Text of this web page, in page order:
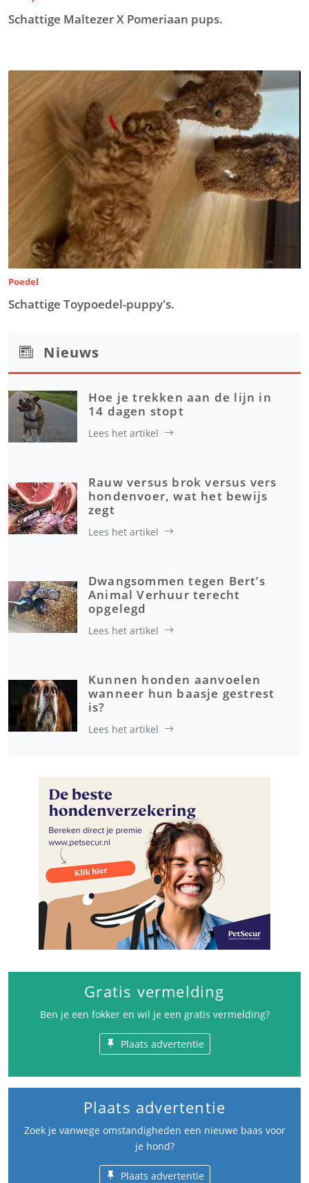
Schattige Maltezer X Pomeriaan pups.
Poedel
Schattige Toypoedel-puppy's.
Nieuws
Hoe je trekken aan de lijn in
14 dagen stopt
Lees het artikel
Rauw versus brok versus vers
hondenvoer, wat het bewijs
zegt
Lees het artikel
Dwangsommen tegen Bert’s
Animal Verhuur terecht
opgelegd
Lees het artikel
Kunnen honden aanvoelen
wanneer hun baasje gestrest
is?
Lees het artikel
Gratis vermelding
Ben je een fokker en wil je een gratis vermelding?
Plaats advertentie
Plaats advertentie
Zoek je vanwege omstandigheden een nieuwe baas voor
je hond?
Plaats advertentie